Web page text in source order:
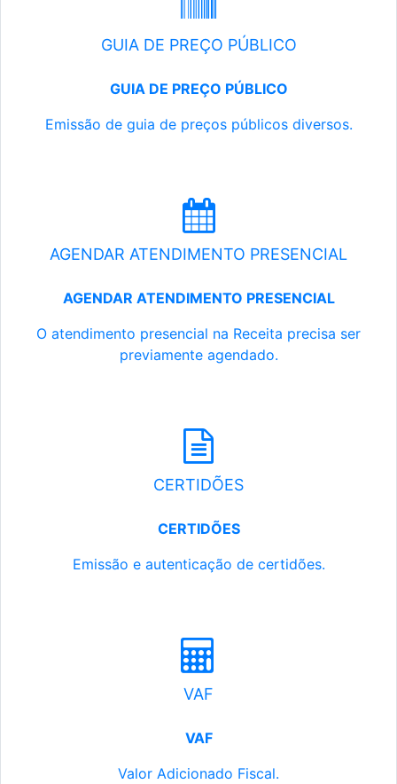
GUIA DE PREÇO PÚBLICO
GUIA DE PREÇO PÚBLICO
Emissão de guia de preços públicos diversos.
AGENDAR ATENDIMENTO PRESENCIAL
AGENDAR ATENDIMENTO PRESENCIAL
O atendimento presencial na Receita precisa ser
previamente agendado.
CERTIDÕES
CERTIDÕES
Emissão e autenticação de certidões.
VAF
VAF
Valor Adicionado Fiscal.